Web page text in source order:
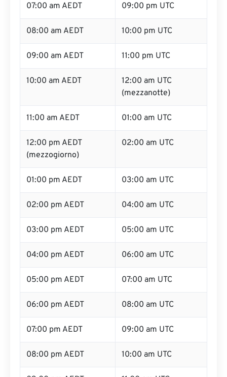
07:00 am AEDT 09:00 pm UTC
08:00 am AEDT 10:00 pm UTC
09:00 am AEDT 11:00 pm UTC
10:00 am AEDT
12:00 am UTC
(mezzanotte)
11:00 am AEDT 01:00 am UTC
12:00 pm AEDT
(mezzogiorno)
02:00 am UTC
01:00 pm AEDT 03:00 am UTC
02:00 pm AEDT 04:00 am UTC
03:00 pm AEDT 05:00 am UTC
04:00 pm AEDT 06:00 am UTC
05:00 pm AEDT 07:00 am UTC
06:00 pm AEDT 08:00 am UTC
07:00 pm AEDT 09:00 am UTC
08:00 pm AEDT 10:00 am UTC